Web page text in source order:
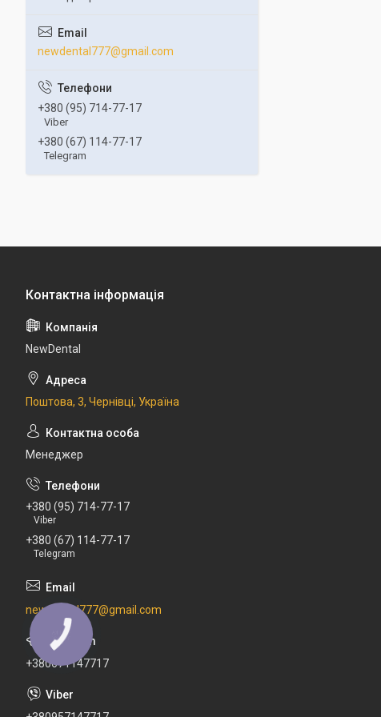
newdental777@gmail.com
+380 (95) 714-77-17
Viber
+380 (67) 114-77-17
Telegram
NewDental
Поштова, 3, Чернівці, Україна
Менеджер
+380 (95) 714-77-17
Viber
+380 (67) 114-77-17
Telegram
newdental777@gmail.com
+380671147717
КНОПКА
ЗВ'ЯЗКУ